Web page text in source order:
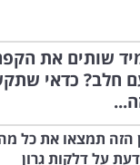
שותים את
חלב? כדאי